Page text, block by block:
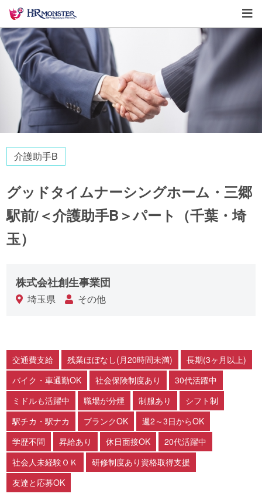
介護助手B
グッドタイムナーシングホーム・三郷
駅前/＜介護助手B＞パート（千葉・埼
玉）
株式会社創生事業団
埼玉県 その他
交通費支給 残業ほぼなし(月20時間未満)
長期(3ヶ月以上)
バイク・車通勤OK
社会保険制度あり
30代活躍中
ミドルも活躍中
職場が分煙 制服あり
シフト制
駅チカ・駅ナカ
ブランクOK
週2～3日からOK
学歴不問
昇給あり 休日面接OK
20代活躍中
社会人未経験ＯＫ
研修制度あり資格取得支援
友達と応募OK